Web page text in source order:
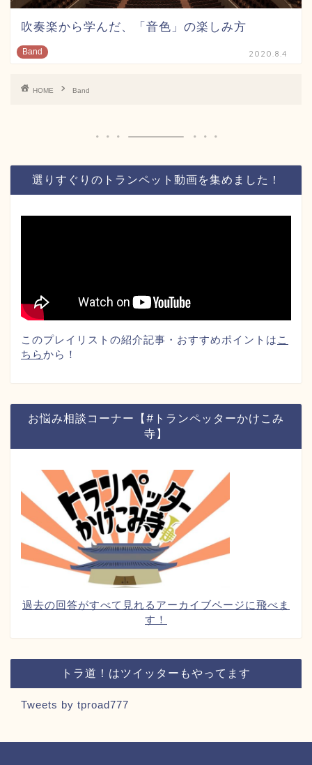
Band
吹奏楽から学んだ、「音色」の楽しみ方
2020.8.4
HOME Band
選りすぐりのトランペット動画を集めました！
このプレイリストの紹介記事・おすすめポイントは こ
ちらから！
お悩み相談コーナー【#トランペッターかけこみ
寺】
過去の回答がすべて見れるアーカイブページに飛べま
す！
トラ道！はツイッターもやってます
Tweets by tproad777